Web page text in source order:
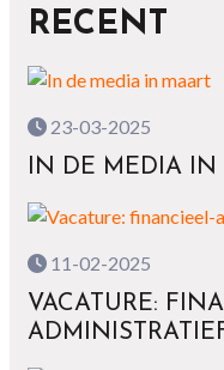
RECENT
23-03-2025
IN DE MEDIA IN
11-02-2025
VACATURE: